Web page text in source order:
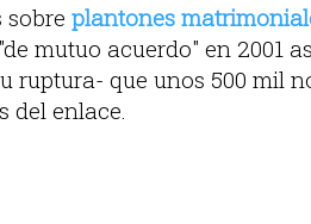
plantones
mutuo acuerdo" en 2001
ruptura- que unos 500 mil
del enlace.